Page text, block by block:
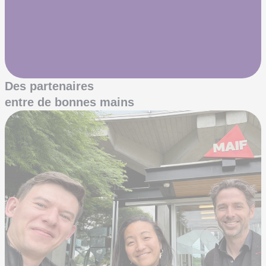
Des partenaires
entre de bonnes mains